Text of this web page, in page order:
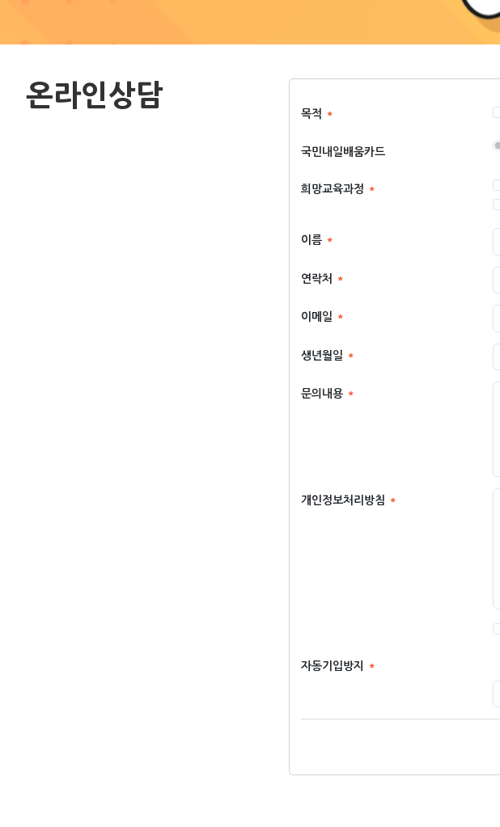
온라인상담
목적
국민내일배움카드
희망교육과정
이름
연락처
이메일
생년월일
문의내용
개인정보처리방침
자동기입방지